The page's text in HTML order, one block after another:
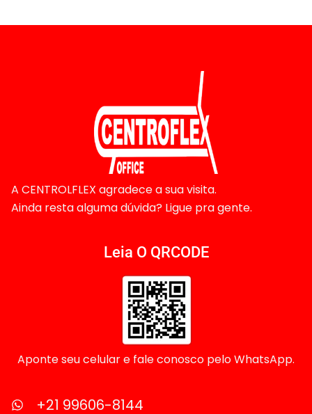
A CENTROLFLEX agradece a sua visita.
Ainda resta alguma dúvida? Ligue pra gente.
Leia O QRCODE
Aponte seu celular e fale conosco pelo WhatsApp.
+21 99606-8144